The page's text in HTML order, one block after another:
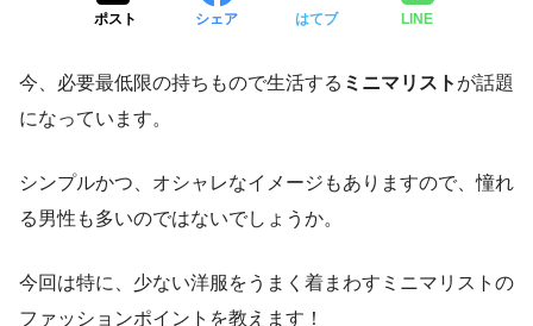
ポスト シェア はてブ LINE
今、必要最低限の持ちもので生活する ミニマリスト が話題
になっています。
シンプルかつ、オシャレなイメージもありますので、憧れ
る男性も多いのではないでしょうか。
今回は特に、少ない洋服をうまく着まわすミニマリストの
ファッションポイントを教えます！